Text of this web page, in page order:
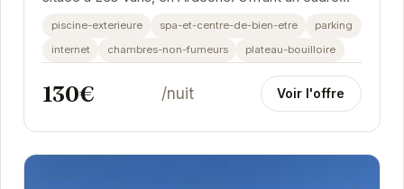
paisible et des équipements de qualité, elle est le...
piscine-exterieure spa-et-centre-de-bien-etre
parking
internet
chambres-non-fumeurs plateau-bouilloire
130€ /nuit Voir l'offre